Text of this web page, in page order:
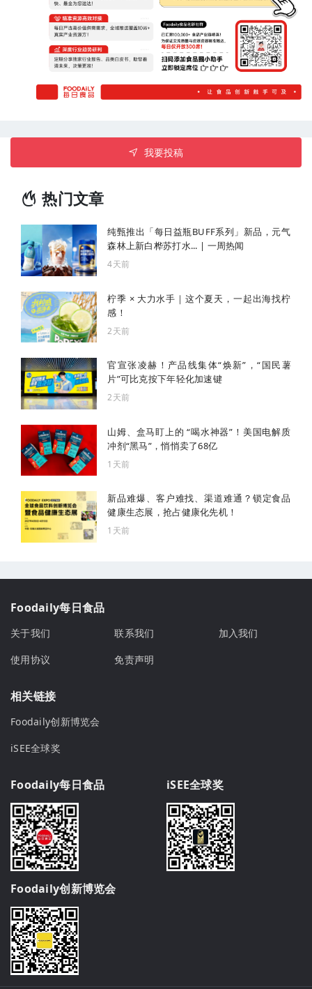
我要投稿
热门文章
纯甄推出「每日益瓶BUFF系列」新品，元气
森林上新白桦苏打水... | 一周热闻
4天前
柠季 × 大力水手｜这个夏天，一起出海找柠
感！
2天前
官宣张凌赫！产品线集体“焕新”，“国民薯
片”可比克按下年轻化加速键
2天前
山姆、盒马盯上的 “喝水神器”！美国电解质
冲剂“黑马”，悄悄卖了68亿
1天前
新品难爆、客户难找、渠道难通？锁定食品
健康生态展，抢占健康化先机！
1天前
Foodaily每日食品
关于我们 联系我们
加入我们
使用协议
免责声明
相关链接
Foodaily创新博览会
iSEE全球奖
Foodaily每日食品 iSEE全球奖
Foodaily创新博览会